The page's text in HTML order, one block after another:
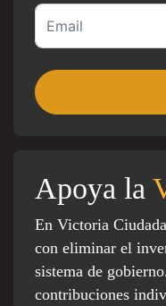
Apoya la
En Victoria
con eliminar el
sistema de
contribuciones